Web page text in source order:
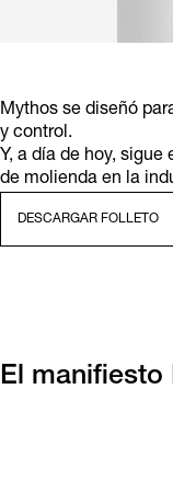
Mythos se diseñó
y control.
Y, a día de hoy,
de molienda en la
DESCARGAR FOLLETO
El manifiesto